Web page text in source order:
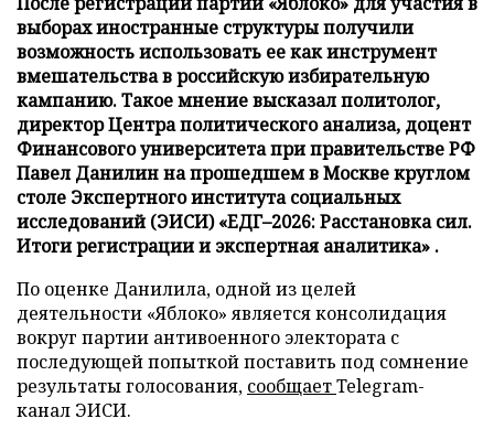
выборах иностранные структуры получили
возможность использовать ее как инструмент
вмешательства в российскую избирательную
кампанию. Такое мнение высказал политолог,
директор Центра политического анализа, доцент
Финансового университета при правительстве РФ
Павел Данилин на прошедшем в Москве круглом
столе Экспертного института социальных
исследований (ЭИСИ) «ЕДГ–2026: Расстановка сил.
Итоги регистрации и экспертная аналитика» .
По оценке Данилила, одной из целей
деятельности «Яблоко» является консолидация
вокруг партии антивоенного электората с
последующей попыткой поставить под сомнение
результаты голосования, сообщаетTelegram-
канал ЭИСИ.